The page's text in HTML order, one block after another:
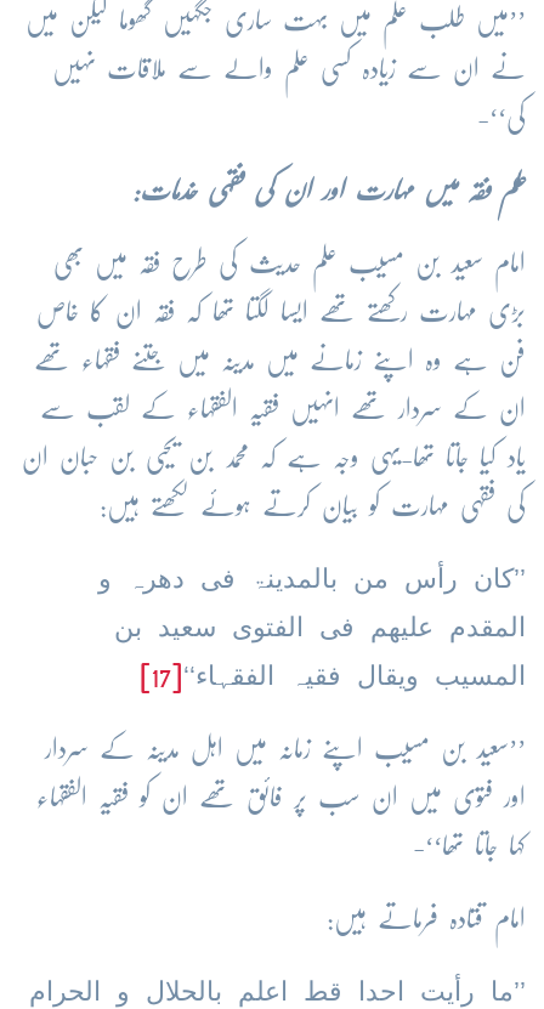
’’میں طلب علم میں بہت ساری جگہیں گھوما لیکن میں
نے ان سے زیادہ کسی علم والے سے ملاقات نہیں
کی‘‘-
علم فقہ میں مہارت اور ان کی فقہی خدمات:
امام سعید بن مسیب علم حدیث کی طرح فقہ میں بھی
بڑی مہارت رکھتے تھے ایسا لگتا تھا کہ فقہ ان کا خاص
فن ہے وہ اپنے زمانے میں مدینہ میں جتنے فقہاء تھے
ان کے سردار تھے انہیں فقیہ الفقہاء کے لقب سے
یاد کیا جاتا تھا-یہی وجہ ہے کہ محمد بن یحیی بن حبان ان
کی فقہی مہارت کو بیان کرتے ہوئے لکھتے ہیں:
’’کان رأس من بالمدینۃ فی دھرہ و
المقدم علیھم فی الفتوی سعید بن
المسیب ویقال فقیہ الفقہاء‘‘
’’سعید بن مسیب اپنے زمانہ میں اہل مدینہ کے سردار
اور فتوٰی میں ان سب پر فائق تھے ان کو فقیہ الفقہاء
کہا جاتا تھا‘‘-
امام قتادہ فرماتے ہیں:
’’ما رأیت احدا قط اعلم بالحلال و الحرام